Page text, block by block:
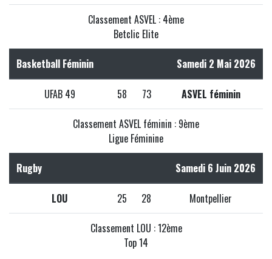
Classement ASVEL : 4ème
Betclic Elite
Basketball Féminin Samedi 2 Mai 2026
UFAB 49 58 73 ASVEL féminin
Classement ASVEL féminin : 9ème
Ligue Féminine
Rugby Samedi 6 Juin 2026
LOU 25 28 Montpellier
Classement LOU : 12ème
Top 14